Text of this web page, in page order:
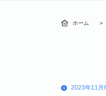
ホーム
2023年11月